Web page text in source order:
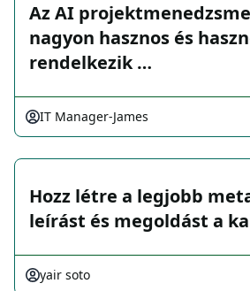
Az AI
nagyon hasznos és
rendelkezik …
IT Manager-James
Hozz létre a legjobb
leírást és megoldást a
yair soto